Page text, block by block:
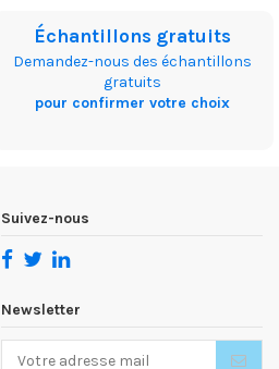
Échantillons gratuits
Demandez-nous des échantillons
gratuits
pour confirmer votre choix
Suivez-nous
Newsletter